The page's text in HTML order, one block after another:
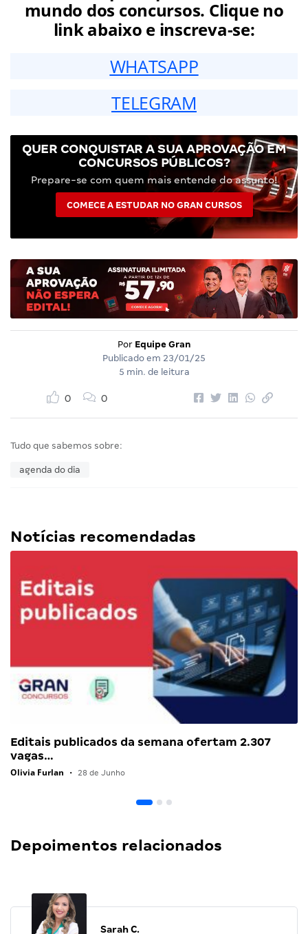
mundo dos concursos. Clique no
link abaixo e inscreva-se:
WHATSAPP
TELEGRAM
QUER CONQUISTAR A SUA APROVAÇÃO EM
CONCURSOS PÚBLICOS?
Prepare-se com quem mais entende do assunto!
COMECE A ESTUDAR NO GRAN CURSOS
Por Equipe Gran
Publicado em 23/01/25
5 min. de leitura
0 0
Tudo que sabemos sobre:
agenda do dia
Notícias recomendadas
Editais publicados da semana ofertam 2.307
vagas…
Olivia Furlan • 28 de Junho
Depoimentos relacionados
Sarah C.